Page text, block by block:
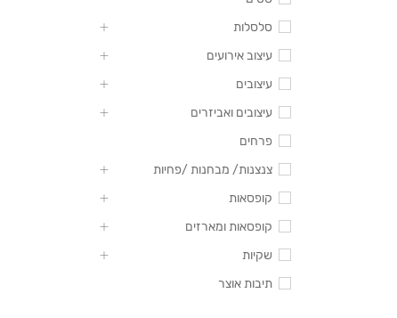
סלסלות
עיצוב אירועים
עיצובים
עיצובים ואביזרים
פרחים
צנצנות/ מבחנות /פחיות
קופסאות
קופסאות ומארזים
שקיות
תיבות אוצר